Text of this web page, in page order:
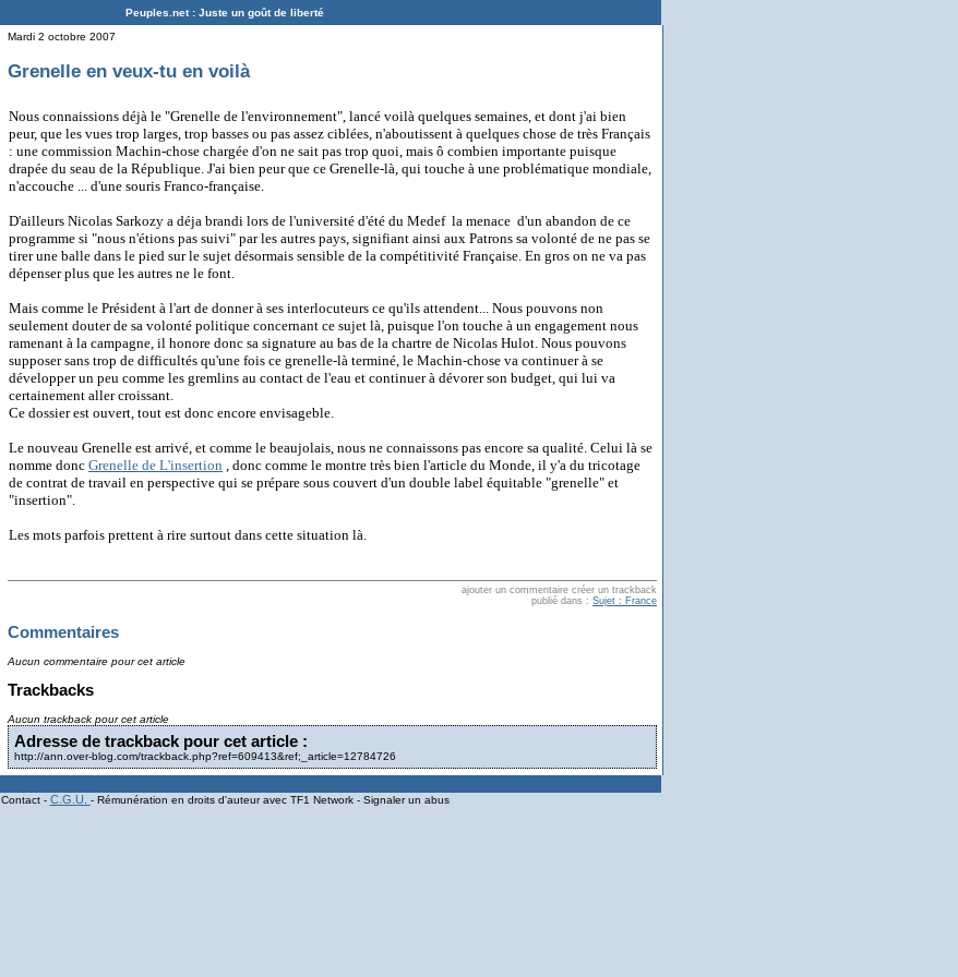
Peuples.net : Juste un goût de liberté
Mardi 2 octobre 2007
Grenelle en veux-tu en voilà
Nous connaissions déjà le "Grenelle de l'environnement", lancé voilà quelques semaines, et dont j'ai bien
peur, que les vues trop larges, trop basses ou pas assez ciblées, n'aboutissent à quelques chose de très Français
: une commission Machin-chose chargée d'on ne sait pas trop quoi, mais ô combien importante puisque
drapée du seau de la République. J'ai bien peur que ce Grenelle-là, qui touche à une problématique mondiale,
n'accouche ... d'une souris Franco-française.
D'ailleurs Nicolas Sarkozy a déja brandi lors de l'université d'été du Medef la menace d'un abandon de ce
programme si "nous n'étions pas suivi" par les autres pays, signifiant ainsi aux Patrons sa volonté de ne pas se
tirer une balle dans le pied sur le sujet désormais sensible de la compétitivité Française. En gros on ne va pas
dépenser plus que les autres ne le font.
Mais comme le Président à l'art de donner à ses interlocuteurs ce qu'ils attendent... Nous pouvons non
seulement douter de sa volonté politique concernant ce sujet là, puisque l'on touche à un engagement nous
ramenant à la campagne, il honore donc sa signature au bas de la chartre de Nicolas Hulot. Nous pouvons
supposer sans trop de difficultés qu'une fois ce grenelle-là terminé, le Machin-chose va continuer à se
développer un peu comme les gremlins au contact de l'eau et continuer à dévorer son budget, qui lui va
certainement aller croissant.
Ce dossier est ouvert, tout est donc encore envisageble.
Le nouveau Grenelle est arrivé, et comme le beaujolais, nous ne connaissons pas encore sa qualité. Celui là se
nomme donc Grenelle de L'insertion
, donc comme le montre très bien l'article du Monde, il y'a du tricotage
de contrat de travail en perspective qui se prépare sous couvert d'un double label équitable "grenelle" et
"insertion".
Les mots parfois prettent à rire surtout dans cette situation là.
ajouter un commentaire créer un trackback
publié dans : Sujet : France
Commentaires
Aucun commentaire pour cet article
Trackbacks
Aucun trackback pour cet article
Adresse de trackback pour cet article :
http://ann.over-blog.com/trackback.php?ref=609413&ref;_article=12784726
Contact - C.G.U. - Rémunération en droits d'auteur avec TF1 Network - Signaler un abus